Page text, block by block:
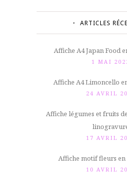
ARTICLES
Affiche A4 Japan Food
1 MAI
Affiche A4 Limoncello
24 AVRIL
Affiche légumes et fruits
17 AVRIL
Affiche motif fleurs
10 AVRIL